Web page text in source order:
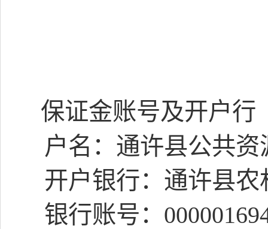
保证金账号及开户行
户名：通许县公共
开户银行：通许县农
银行账号：